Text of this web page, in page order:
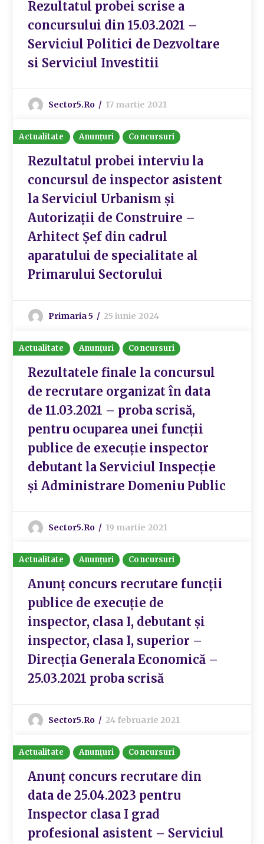
Rezultatul probei scrise a
concursului din 15.03.2021 –
Serviciul Politici de Dezvoltare
si Serviciul Investitii
Sector5.ro 17 martie 2021
Actualitate Anunțuri Concursuri
Rezultatul probei interviu la
concursul de inspector asistent
la Serviciul Urbanism și
Autorizații de Construire –
Arhitect Șef din cadrul
aparatului de specialitate al
Primarului Sectorului
Primaria 5 25 iunie 2024
Actualitate Anunțuri Concursuri
Rezultatele finale la concursul
de recrutare organizat în data
de 11.03.2021 – proba scrisă,
pentru ocuparea unei funcții
publice de execuție inspector
debutant la Serviciul Inspecție
și Administrare Domeniu Public
Sector5.ro 19 martie 2021
Actualitate Anunțuri Concursuri
Anunț concurs recrutare funcții
publice de execuție de
inspector, clasa I, debutant şi
inspector, clasa I, superior –
Direcția Generala Economică –
25.03.2021 proba scrisă
Sector5.ro 24 februarie 2021
Actualitate Anunțuri Concursuri
Anunț concurs recrutare din
data de 25.04.2023 pentru
Inspector clasa I grad
profesional asistent – Serviciul